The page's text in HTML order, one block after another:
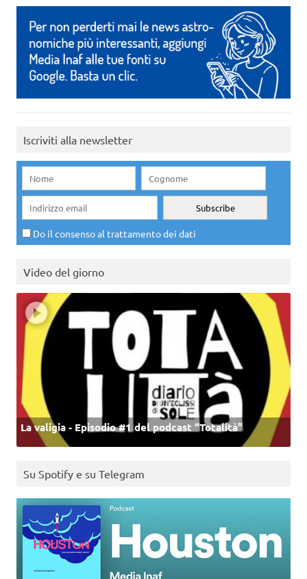
Iscriviti alla newsletter
Do il consenso al trattamento dei dati
Video del giorno
La valigia - Episodio #1 del podcast “Totalità”
Su Spotify e su Telegram